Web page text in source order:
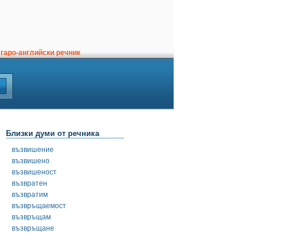
английски речник
Близки думи от речника
възвишение
възвишено
възвишеност
възвратен
възвратим
възвръщаемост
възвръщам
възвръщане